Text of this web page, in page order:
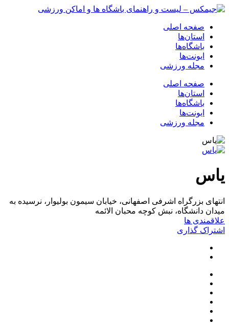
صفحه اصلی
استان‌ها
باشگاه‌ها
ایونت‌ها
مجله ورزشی
صفحه اصلی
استان‌ها
باشگاه‌ها
ایونت‌ها
مجله ورزشی
یاس
انتهای بزرگراه اشرفی اصفهانی، خیابان سیمون بولیوار، نرسیده به
میدان دانشگاه، نبش کوچه محبان الائمه
علاقمندی ها
اشتراک گذاری